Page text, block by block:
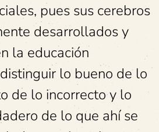
pues sus cerebros
desarrollados y
la educación
lo bueno de lo
de lo incorrecto y lo
de lo que ahí se